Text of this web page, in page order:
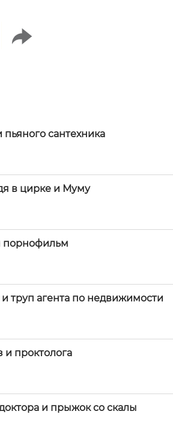
сантехника
в цирке и Муму
порнофильм
труп агента по недвижимости
проктолога
и прыжок со скалы